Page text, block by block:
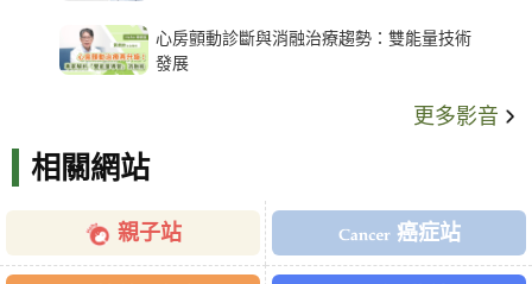
心房顫動診斷與消融治療趨勢：雙能量技術
發展
更多影音
相關網站
親子站 癌症站